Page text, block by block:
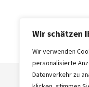
Wir schätzen
Wir verwenden
personalisierte
Datenverkehr zu